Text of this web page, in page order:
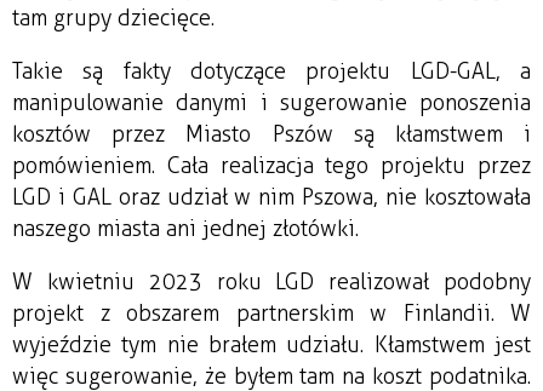
tam grupy dziecięce.
Takie są fakty dotyczące projektu LGD-GAL, a
manipulowanie danymi i sugerowanie ponoszenia
kosztów przez Miasto Pszów są kłamstwem i
pomówieniem. Cała realizacja tego projektu przez
LGD i GAL oraz udział w nim Pszowa, nie kosztowała
naszego miasta ani jednej złotówki.
W kwietniu 2023 roku LGD realizował podobny
projekt z obszarem partnerskim w Finlandii. W
wyjeździe tym nie brałem udziału. Kłamstwem jest
więc sugerowanie, że byłem tam na koszt podatnika.